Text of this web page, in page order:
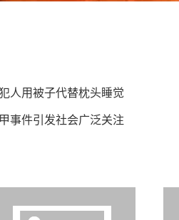
人用被子代替枕头睡觉
事件引发社会广泛关注